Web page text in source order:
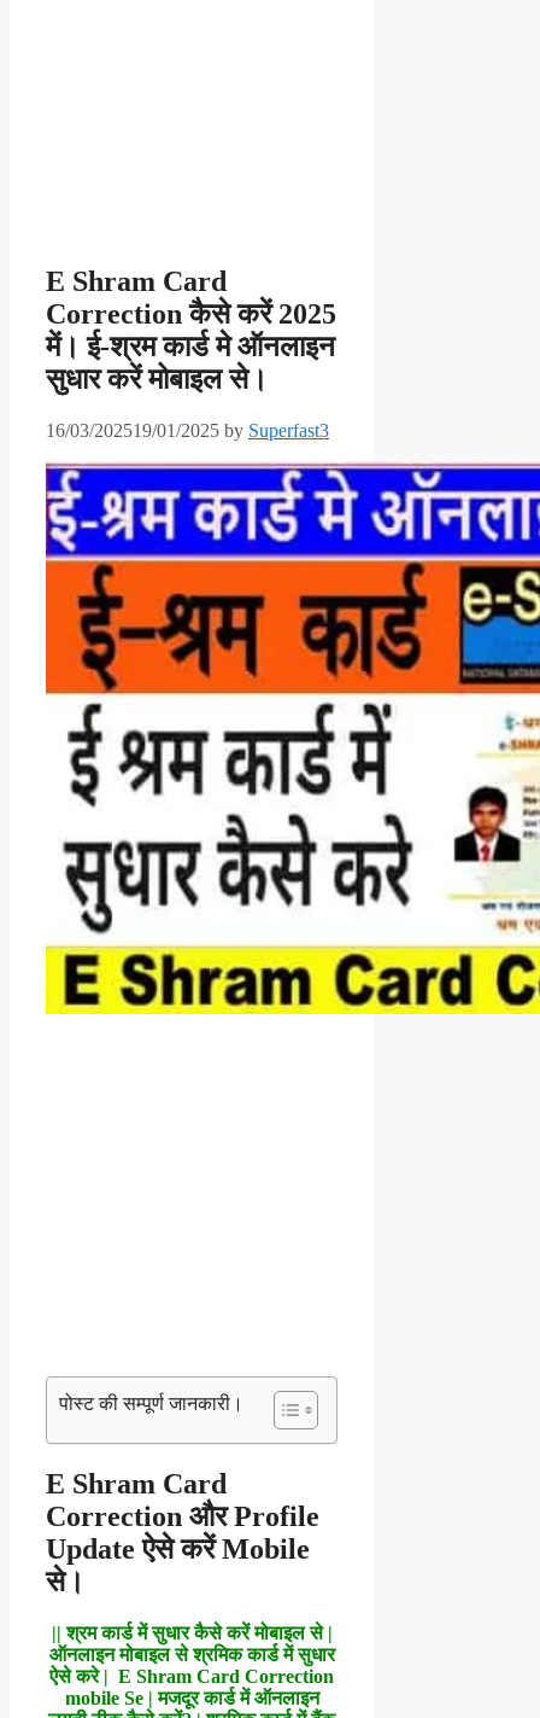
E Shram Card
Correction कैसे करें 2025
में। ई-श्रम कार्ड मे ऑनलाइन
सुधार करें मोबाइल से।
16/03/202519/01/2025 by Superfast3
पोस्ट की सम्पूर्ण जानकारी।
E Shram Card
Correction और Profile
Update ऐसे करें Mobile
से।
|| श्रम कार्ड में सुधार कैसे करें मोबाइल से |
ऑनलाइन मोबाइल से श्रमिक कार्ड में सुधार
ऐसे करे | E Shram Card Correction
mobile Se | मजदूर कार्ड में ऑनलाइन